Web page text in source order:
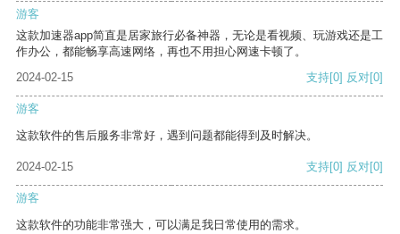
游客
这款加速器app简直是居家旅行必备神器，无论是看视频、玩游戏还是工
作办公，都能畅享高速网络，再也不用担心网速卡顿了。
2024-02-15
支持[0] 反对[0]
游客
这款软件的售后服务非常好，遇到问题都能得到及时解决。
2024-02-15 支持[0] 反对[0]
游客
这款软件的功能非常强大，可以满足我日常使用的需求。